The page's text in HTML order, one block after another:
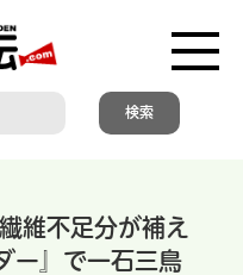
維不足分が補え
ー』で一石三鳥